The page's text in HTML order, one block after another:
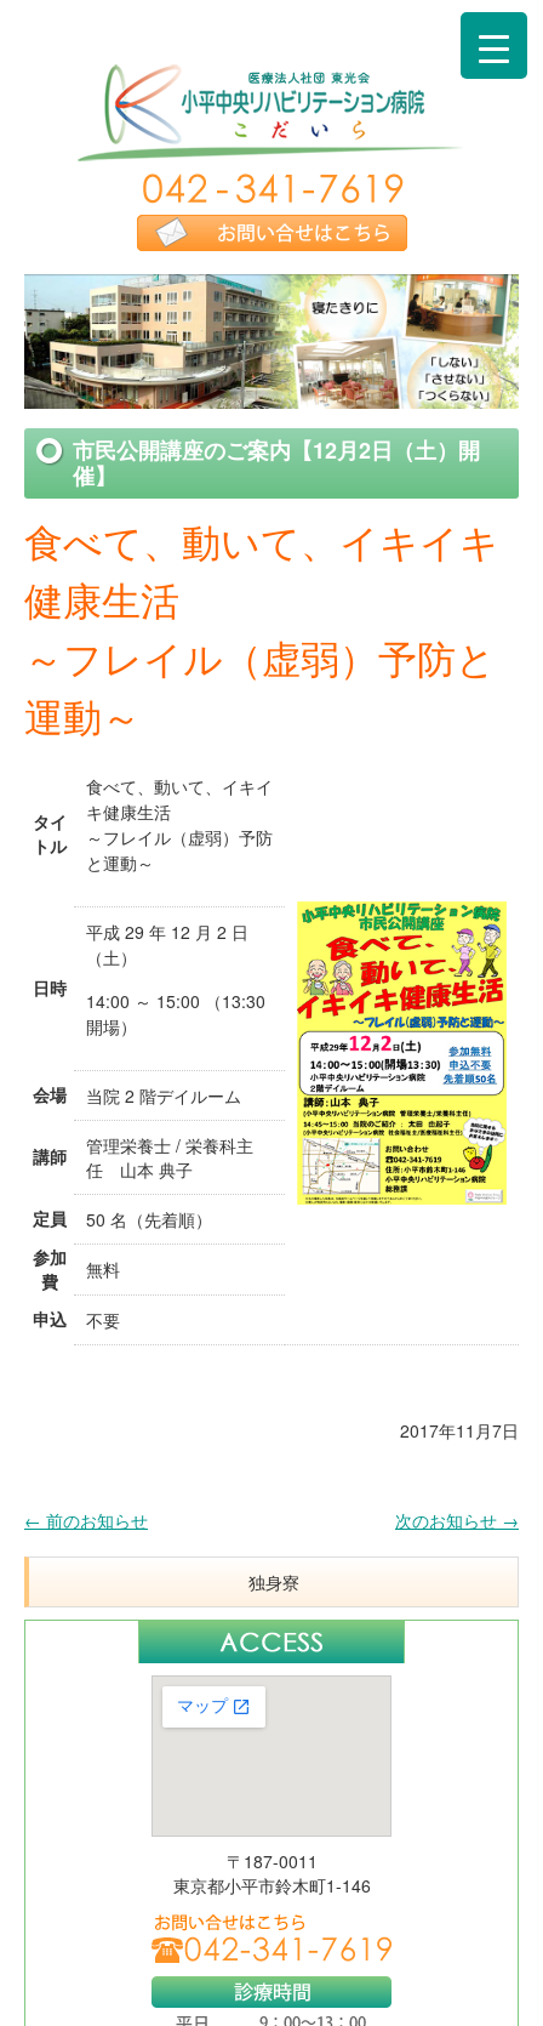
市民公開講座のご案内【12月2日（土）開
催】
食べて、動いて、イキイキ
健康生活
～フレイル（虚弱）予防と
運動～
タイ
トル
食べて、動いて、イキイ
キ健康生活
～フレイル（虚弱）予防
と運動～
日時
平成 29 年 12 月 2 日
（土）
14:00 ～ 15:00 （13:30
開場）
会場 当院 2 階デイルーム
講師
管理栄養士 / 栄養科主
任 山本 典子
定員
50 名（先着順）
参加
費
無料
申込 不要
2017年11月7日
Post navigation
次のお知らせ →
← 前のお知らせ
独身寮
〒187-0011
東京都小平市鈴木町1-146